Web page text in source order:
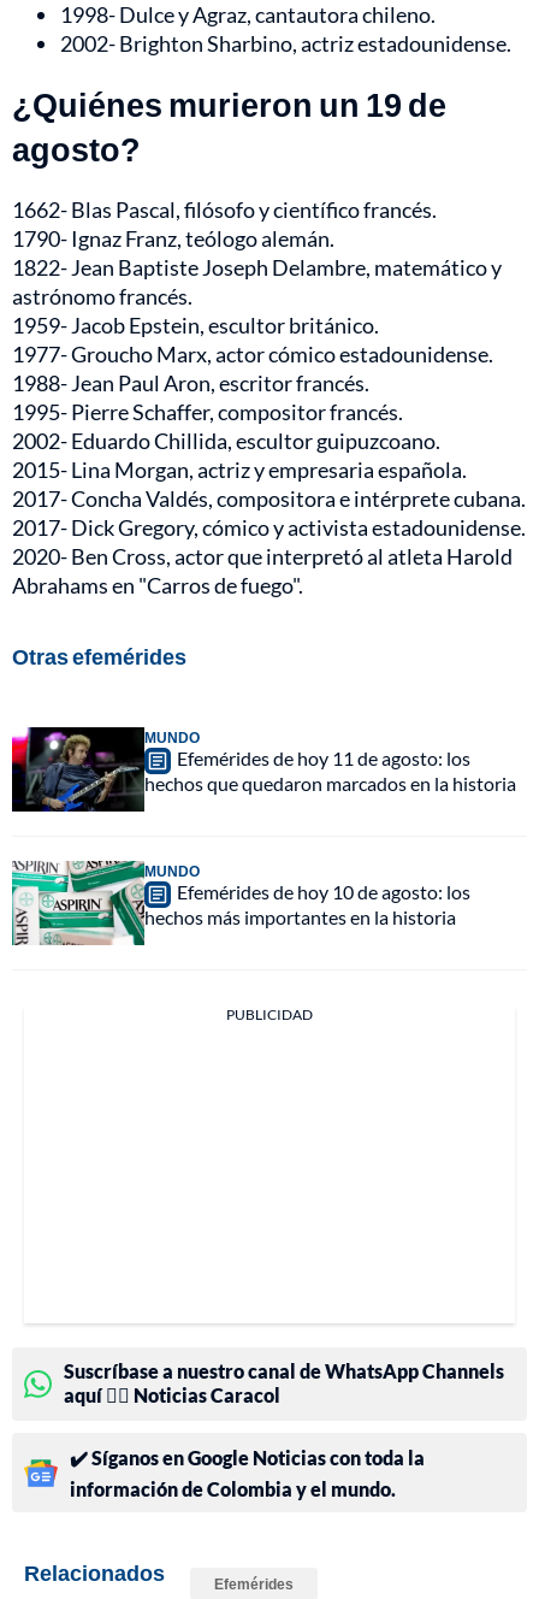
1998- Dulce y Agraz, cantautora chileno.
2002- Brighton Sharbino, actriz estadounidense.
¿Quiénes murieron un 19 de
agosto?
1662- Blas Pascal, filósofo y científico francés.
1790- Ignaz Franz, teólogo alemán.
1822- Jean Baptiste Joseph Delambre, matemático y
astrónomo francés.
1959- Jacob Epstein, escultor británico.
1977- Groucho Marx, actor cómico estadounidense.
1988- Jean Paul Aron, escritor francés.
1995- Pierre Schaffer, compositor francés.
2002- Eduardo Chillida, escultor guipuzcoano.
2015- Lina Morgan, actriz y empresaria española.
2017- Concha Valdés, compositora e intérprete cubana.
2017- Dick Gregory, cómico y activista estadounidense.
2020- Ben Cross, actor que interpretó al atleta Harold
Abrahams en "Carros de fuego".
Otras efemérides
MUNDO
Efemérides de hoy 11 de agosto: los
hechos que quedaron marcados en la historia
MUNDO
Efemérides de hoy 10 de agosto: los
hechos más importantes en la historia
PUBLICIDAD
Suscríbase a nuestro canal de WhatsApp Channels
aquí 👉🏻 Noticias Caracol
✔️ Síganos en Google Noticias con toda la
información de Colombia y el mundo.
Relacionados Efemérides